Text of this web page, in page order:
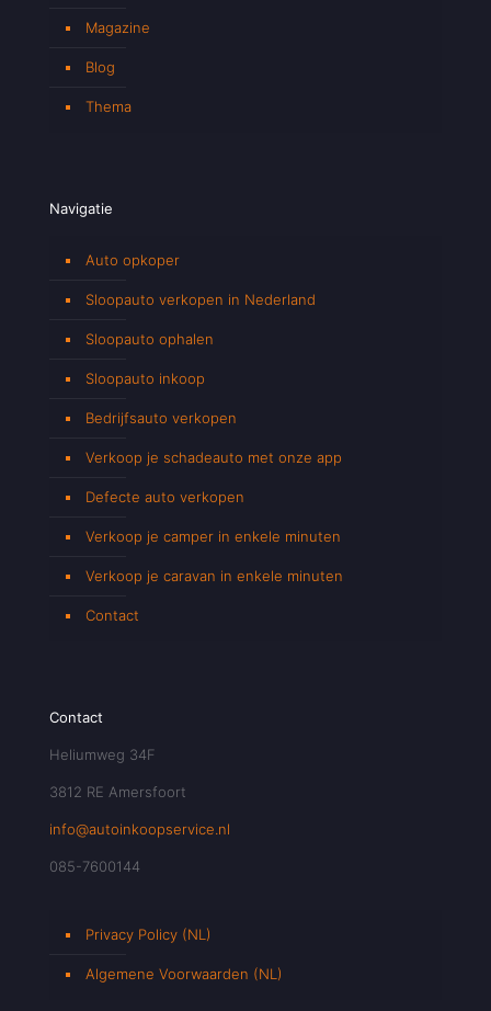
Magazine
Blog
Thema
Navigatie
Auto opkoper
Sloopauto verkopen in Nederland
Sloopauto ophalen
Sloopauto inkoop
Bedrijfsauto verkopen
Verkoop je schadeauto met onze app
Defecte auto verkopen
Verkoop je camper in enkele minuten
Verkoop je caravan in enkele minuten
Contact
Contact
Heliumweg 34F
3812 RE Amersfoort
info@autoinkoopservice.nl
085-7600144
Privacy Policy (NL)
Algemene Voorwaarden (NL)